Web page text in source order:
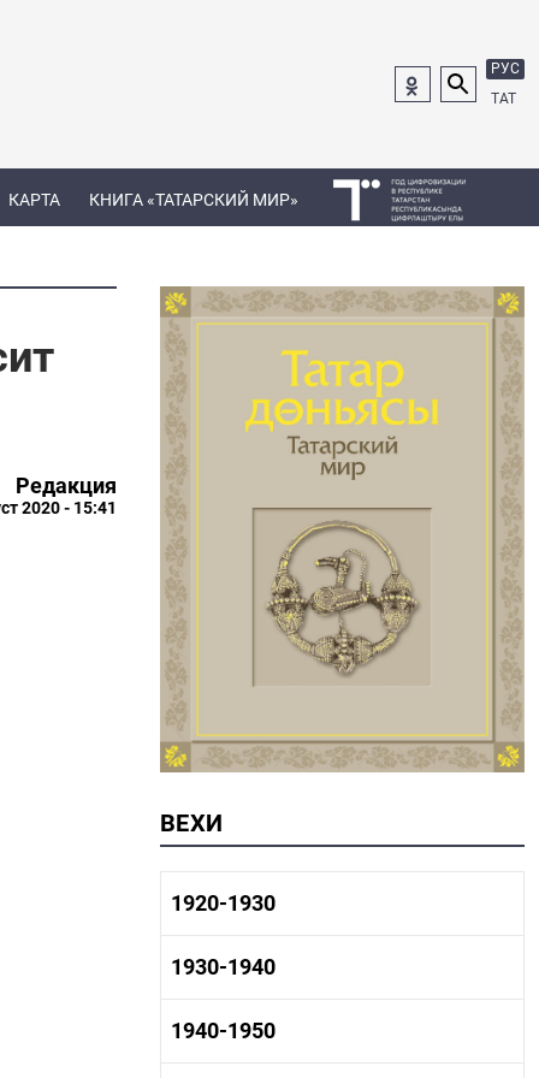
РУС
ТАТ
КАРТА КНИГА «ТАТАРСКИЙ МИР»
Редакция
2020 - 15:41
ВЕХИ
1920-1930
1920-1930 история
1920-1930 культура
1930-1940
1930-1940 история
1930-1940 культура
1940-1950